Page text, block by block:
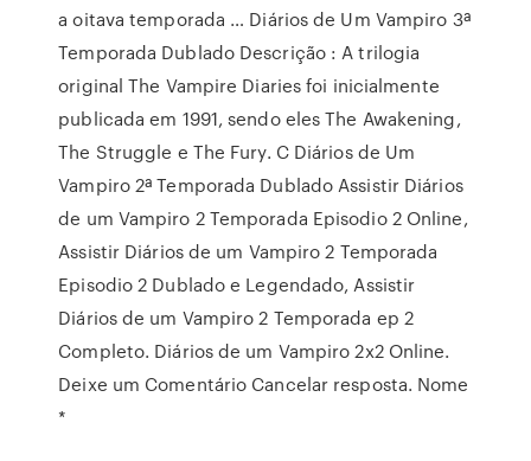
a oitava temporada … Diários de Um Vampiro 3ª
Temporada Dublado Descrição : A trilogia
original The Vampire Diaries foi inicialmente
publicada em 1991, sendo eles The Awakening,
The Struggle e The Fury. C Diários de Um
Vampiro 2ª Temporada Dublado Assistir Diários
de um Vampiro 2 Temporada Episodio 2 Online,
Assistir Diários de um Vampiro 2 Temporada
Episodio 2 Dublado e Legendado, Assistir
Diários de um Vampiro 2 Temporada ep 2
Completo. Diários de um Vampiro 2x2 Online.
Deixe um Comentário Cancelar resposta. Nome
*